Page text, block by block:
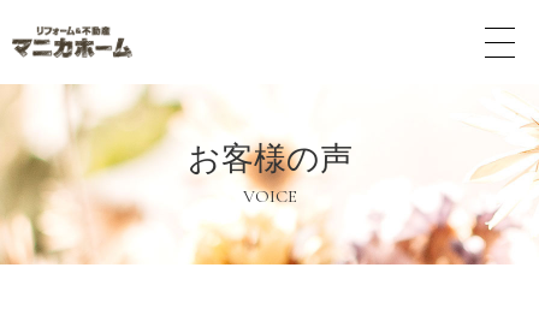
メ
ュ
ー
タ
ン
お客様の声
VOICE